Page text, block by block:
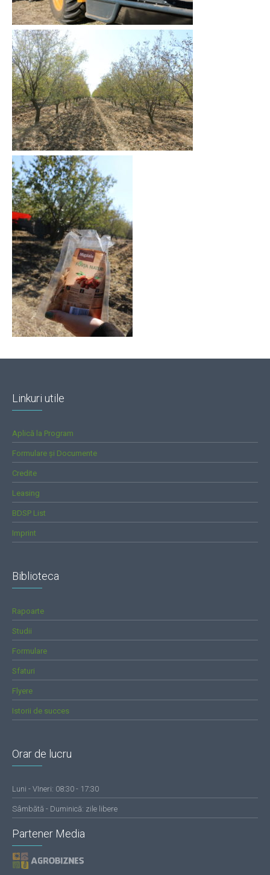
Linkuri utile
Aplică la Program
Formulare și Documente
Credite
Leasing
BDSP List
Imprint
Biblioteca
Rapoarte
Studii
Formulare
Sfaturi
Flyere
Istorii de succes
Orar de lucru
Luni - VIneri: 08:30 - 17:30
Sâmbătă - Duminică: zile libere
Partener Media